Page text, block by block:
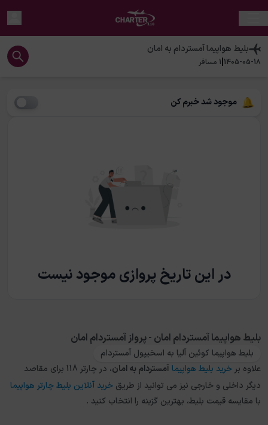
بلیط هواپیماآمستردام به امان
1405-05-18
|
1 مسافر
موجود شد خبرم کن
در این تاریخ پروازی موجود نیست
بلیط هواپیما آمستردام امان - پرواز آمستردام امان
بلیط هواپیما کوئین آلیا به اسخیپول آمستردام
علاوه بر خرید بلیط هواپیما آمستردامبهامان
، در چارتر 118 برای مقاصد
دیگر داخلی و خارجی نیز می توانید از طریق خرید آنلاین بلیط چارتر هواپیما
با مقایسه قیمت بلیط، بهترین گزینه را انتخاب کنید .